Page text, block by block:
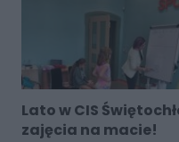
Lato w CIS
zajęcia na macie!